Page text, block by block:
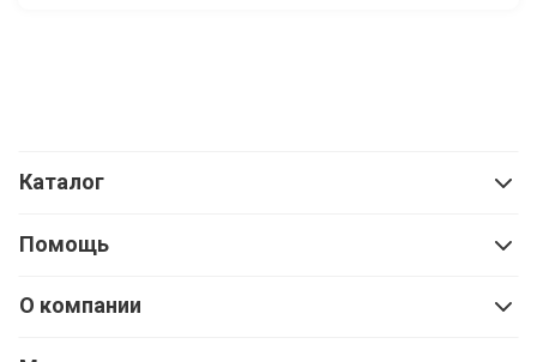
Каталог
Помощь
О компании